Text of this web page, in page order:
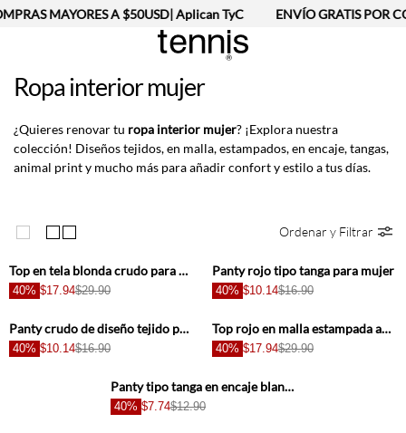
MAYORES A $50USD| Aplican TyC ENVÍO GRATIS POR
Ropa interior mujer
¿Quieres renovar tu ropa interior mujer? ¡Explora nuestra
colección! Diseños tejidos, en malla, estampados, en encaje, tangas,
animal print y mucho más para añadir confort y estilo a tus días.
Ordenar y Filtrar
Top en tela blonda crudo para mujer
40% $17.94$29.90
Panty rojo tipo tanga para mujer
40% $10.14$16.90
+
Panty crudo de diseño tejido para mujer
40% $10.14$16.90
Top rojo en malla estampada animal print para mujer
40% $17.94$29.90
Panty tipo tanga en encaje blanco para mujer
40% $7.74$12.90
+